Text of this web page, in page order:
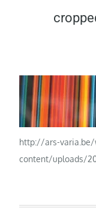
http://ars-
content/uploads/